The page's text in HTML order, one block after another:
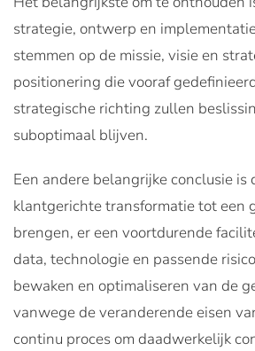
strategie, ontwerp en
stemmen op de missie, visie en
positionering die vooraf
strategische richting zullen
suboptimaal blijven.
Een andere belangrijke conclusie is
klantgerichte transformatie tot een
brengen, er een voortdurende
data, technologie en passende
bewaken en optimaliseren van de
vanwege de veranderende eisen
continu proces om daadwerkelijk